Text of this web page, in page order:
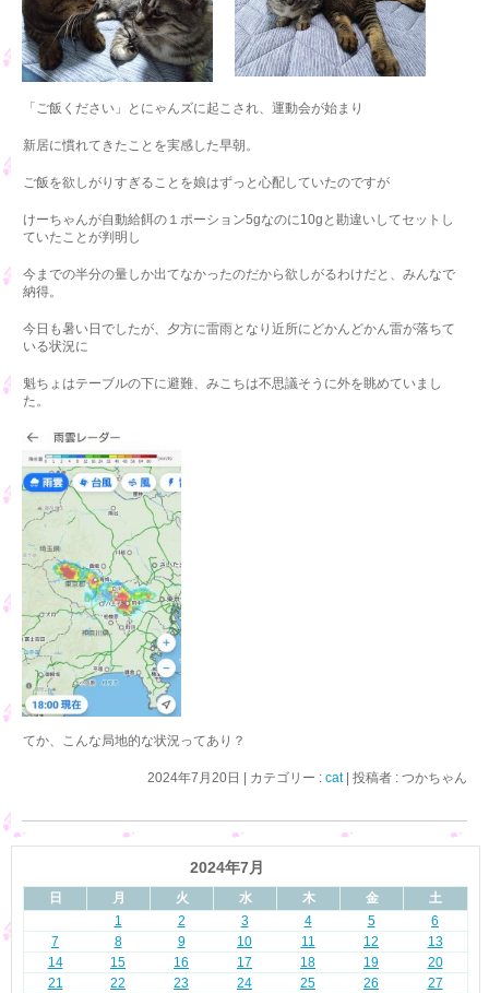
「ご飯ください」とにゃんズに起こされ、運動会が始まり
新居に慣れてきたことを実感した早朝。
ご飯を欲しがりすぎることを娘はずっと心配していたのですが
けーちゃんが自動給餌の１ポーション5gなのに10gと勘違いしてセットし
ていたことが判明し
今までの半分の量しか出てなかったのだから欲しがるわけだと、みんなで
納得。
今日も暑い日でしたが、夕方に雷雨となり近所にどかんどかん雷が落ちて
いる状況に
魁ちょはテーブルの下に避難、みこちは不思議そうに外を眺めていまし
た。
てか、こんな局地的な状況ってあり？
2024年7月20日 カテゴリー : cat 投稿者 : つかちゃん
2024年7月
日 月 火 水 木 金 土
1 2 3 4 5
6
7
8 9 10 11 12
13
14
15 16 17 18 19
20
21
22 23 24 25 26
27